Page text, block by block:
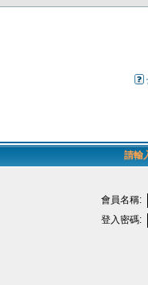
請輸
會員名稱:
登入密碼: